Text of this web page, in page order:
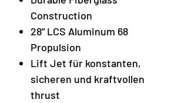
Construction
28” LCS Aluminum 68
Propulsion
Lift Jet für konstanten,
sicheren und kraftvollen
thrust